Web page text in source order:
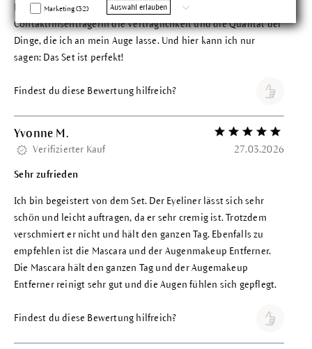
Marketing (32) Auswahl erlauben
Mascara nicht wasserfest ist. Wichtiger ist für mich als
Contaktlinsenträgerin die Verträglichkeit und die Qualität der
Dinge, die ich an mein Auge lasse. Und hier kann ich nur
sagen: Das Set ist perfekt!
Findest du diese Bewertung hilfreich?
Yvonne M. Bewertung mit 5
Verifizierter Kauf 27.03.2026
Sehr zufrieden
Ich bin begeistert von dem Set. Der Eyeliner lässt sich sehr
schön und leicht auftragen, da er sehr cremig ist. Trotzdem
verschmiert er nicht und hält den ganzen Tag. Ebenfalls zu
empfehlen ist die Mascara und der Augenmakeup Entferner.
Die Mascara hält den ganzen Tag und der Augemakeup
Entferner reinigt sehr gut und die Augen fühlen sich gepflegt.
Findest du diese Bewertung hilfreich?